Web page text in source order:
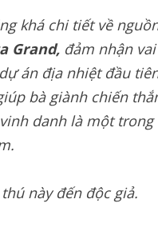
khá chi tiết về
Grand, đảm nhận
án địa nhiệt đầu
bà giành chiến
danh là một trong
này đến độc giả.